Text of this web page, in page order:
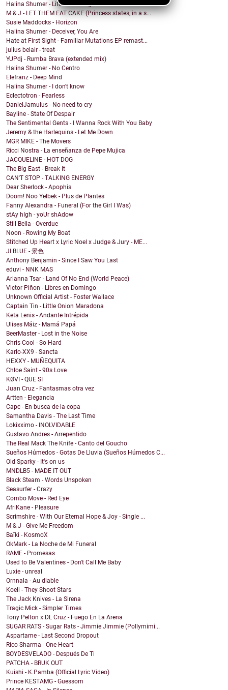
Halina Shumer - Life is Passing
M & J - LET THEM EAT CAKE (Princess states, in a s...
Susie Maddocks - Horizon
Halina Shumer - Deceiver, You Are
Hate at First Sight - Familiar Mutations EP remast...
julius belair - treat
YUPdj - Rumba Brava (extended mix)
Halina Shumer - No Centro
Elefranz - Deep Mind
Halina Shumer - I don't know
Eclectotron - Fearless
DanielJamulus - No need to cry
Bayline - State Of Despair
The Sentimental Gents - I Wanna Rock With You Baby
Jeremy & the Harlequins - Let Me Down
MGR MIKE - The Movers
Ricci Nostra - La enseñanza de Pepe Mujica
JACQUELINE - HOT DOG
The Big East - Break It
CAN'T STOP - TALKING ENERGY
Dear Sherlock - Apophis
Doom! Noo Yelbek - Plus de Plantes
Fanny Alexandra - Funeral (For the Girl I Was)
stAy hIgh - yoUr shAdow
Still Bella - Overdue
Noon - Rowing My Boat
Stitched Up Heart x Lyric Noel x Judge & Jury - ME...
JI BLUE - 景色
Anthony Benjamin - Since I Saw You Last
eduvi - NNK MAS
Arianna Tsar - Land Of No End (World Peace)
Victor Piñon - Libres en Domingo
Unknown Official Artist - Foster Wallace
Captain Tin - Little Onion Maradona
Keta Lenis - Andante Intrépida
Ulises Máiz - Mamá Papá
BeerMaster - Lost in the Noise
Chris Cool - So Hard
Karlo-XX9 - Sancta
HEXXY - MUÑEQUITA
Chloe Saint - 90s Love
KØVI - QUE SI
Juan Cruz - Fantasmas otra vez
Artten - Elegancia
Capc - En busca de la copa
Samantha Davis - The Last Time
Lokixximo - INOLVIDABLE
Gustavo Andres - Arrepentido
The Real Mack The Knife - Canto del Goucho
Sueños Húmedos - Gotas De Lluvia (Sueños Húmedos C...
Old Sparky - It's on us
MNDLB5 - MADE IT OUT
Black Steam - Words Unspoken
Seasurfer - Crazy
Combo Move - Red Eye
AfriKane - Pleasure
Scrimshire - With Our Eternal Hope & Joy - Single ...
M & J - Give Me Freedom
Baïki - KosmoX
OkMark - La Noche de Mi Funeral
RAME - Promesas
Used to Be Valentines - Don't Call Me Baby
Luxie - unreal
Ornnala - Au diable
Koeli - They Shoot Stars
The Jack Knives - La Sirena
Tragic Mick - Simpler Times
Tony Pelton x DL Cruz - Fuego En La Arena
SUGAR RATS - Sugar Rats - Jimmie Jimmie (Pollymimi...
Aspartame - Last Second Dropout
Rico Sharma - One Heart
BOYDESVELADO - Después De Ti
PATCHA - BRUK OUT
Kuishi - K.Pamba (Official Lyric Video)
Prince KESTAMG - Guessom